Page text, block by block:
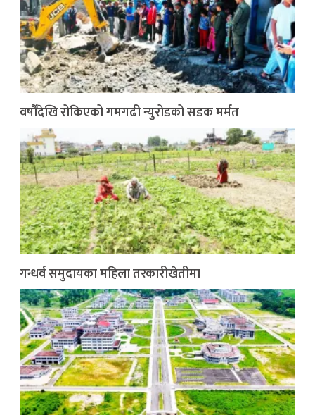
वर्षौँदेखि रोकिएको गमगढी न्युरोडको सडक मर्मत
गन्धर्व समुदायका महिला तरकारीखेतीमा